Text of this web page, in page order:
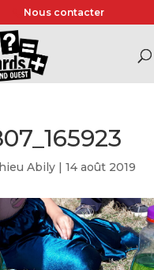
Nous contacter
Abily| 14 août 2019